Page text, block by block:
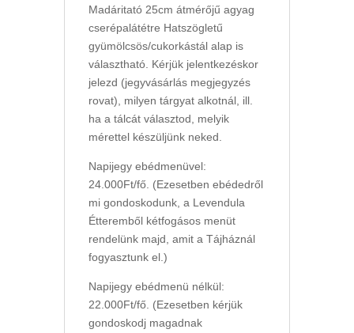
Madáritató 25cm átmérőjű agyag
cserépalátétre Hatszögletű
gyümölcsös/cukorkástál alap is
választható. Kérjük jelentkezéskor
jelezd (jegyvásárlás megjegyzés
rovat), milyen tárgyat alkotnál, ill.
ha a tálcát választod, melyik
mérettel készüljünk neked.
Napijegy ebédmenüvel:
24.000Ft/fő. (Ezesetben ebédedről
mi gondoskodunk, a Levendula
Étteremből kétfogásos menüt
rendelünk majd, amit a Tájháznál
fogyasztunk el.)
Napijegy ebédmenü nélkül:
22.000Ft/fő. (Ezesetben kérjük
gondoskodj magadnak